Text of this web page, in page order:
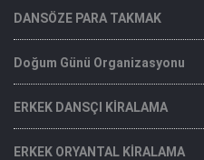
DANSÖZE PARA TAKMAK
Doğum Günü Organizasyonu
ERKEK DANSÇI KİRALAMA
ERKEK ORYANTAL KİRALAMA